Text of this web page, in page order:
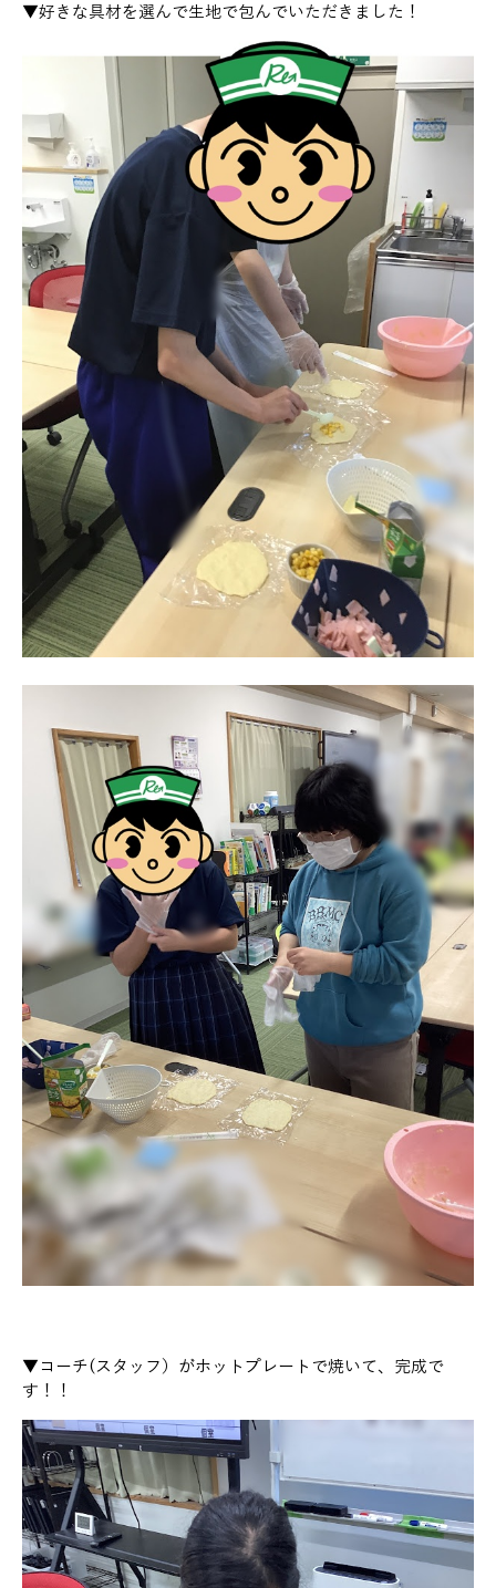
▼好きな具材を選んで生地で包んでいただきました！
▼コーチ(スタッフ）がホットプレートで焼いて、完成で
す！！